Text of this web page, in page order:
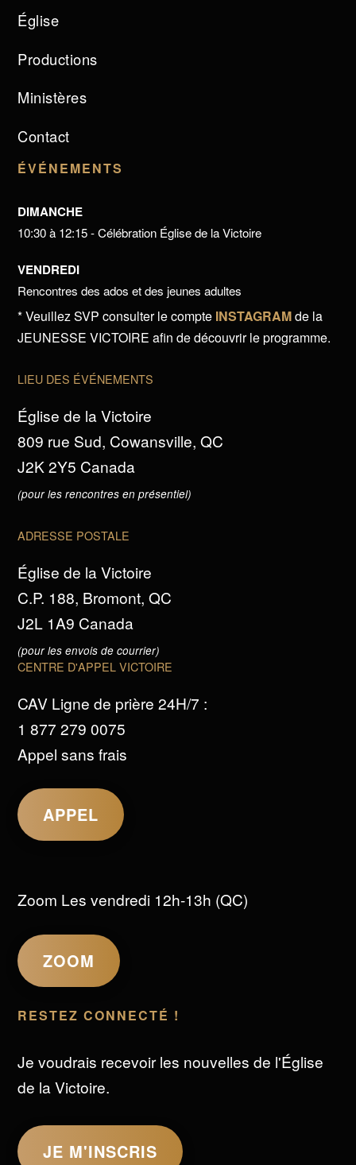
Église
Productions
Ministères
Contact
ÉVÉNEMENTS
DIMANCHE
10:30 à 12:15 - Célébration Église de la Victoire
VENDREDI
Rencontres des ados et des jeunes adultes
* Veuillez SVP consulter le compte INSTAGRAMde la
JEUNESSE VICTOIRE afin de découvrir le programme.
LIEU DES ÉVÉNEMENTS
Église de la Victoire
809 rue Sud, Cowansville, QC
J2K 2Y5 Canada
(pour les rencontres en présentiel)
ADRESSE POSTALE
Église de la Victoire
C.P. 188, Bromont, QC
J2L 1A9 Canada
(pour les envois de courrier)
CENTRE D'APPEL VICTOIRE
CAV Ligne de prière 24H/7 :
1 877 279 0075
Appel sans frais
APPEL
Zoom Les vendredi 12h-13h (QC)
ZOOM
RESTEZ CONNECTÉ !
Je voudrais recevoir les nouvelles de l'Église
de la Victoire.
JE M'INSCRIS